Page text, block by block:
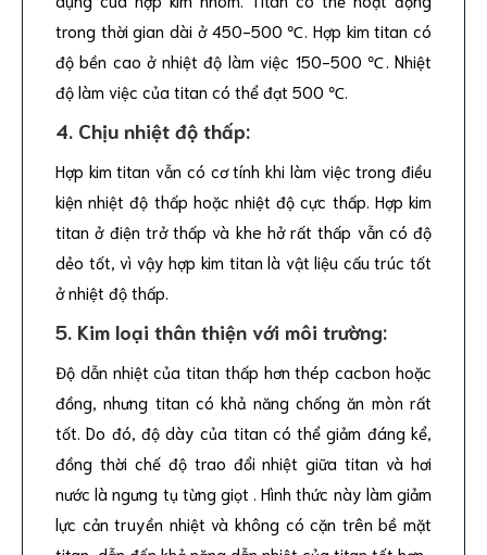
trong thời gian dài ở 450-500 ℃. Hợp kim titan có
độ bền cao ở nhiệt độ làm việc 150-500 ℃. Nhiệt
độ làm việc của titan có thể đạt 500 ℃.
4. Chịu nhiệt độ thấp:
Hợp kim titan vẫn có cơ tính khi làm việc trong điều
kiện nhiệt độ thấp hoặc nhiệt độ cực thấp. Hợp kim
titan ở điện trở thấp và khe hở rất thấp vẫn có độ
dẻo tốt, vì vậy hợp kim titan là vật liệu cấu trúc tốt
ở nhiệt độ thấp.
5. Kim loại thân thiện với môi trường:
Độ dẫn nhiệt của titan thấp hơn thép cacbon hoặc
đồng, nhưng titan có khả năng chống ăn mòn rất
tốt. Do đó, độ dày của titan có thể giảm đáng kể,
đồng thời chế độ trao đổi nhiệt giữa titan và hơi
nước là ngưng tụ từng giọt . Hình thức này làm giảm
lực cản truyền nhiệt và không có cặn trên bề mặt